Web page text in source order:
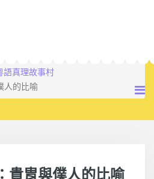
語真理故事村
人的比喻
貴胄與僕人的比喻